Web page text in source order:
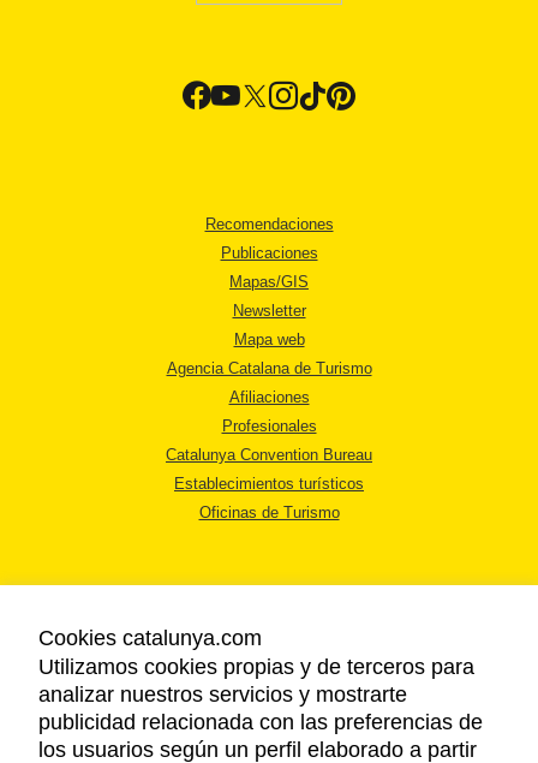
Recomendaciones
Publicaciones
Mapas/GIS
Newsletter
Mapa web
Agencia Catalana de Turismo
Afiliaciones
Profesionales
Catalunya Convention Bureau
Establecimientos turísticos
Oficinas de Turismo
AVISO LEGAL
POLÍTICA DE PRIVACIDAD
COOKIES
Cookies catalunya.com
Utilizamos cookies propias y de terceros para
analizar nuestros servicios y mostrarte
publicidad relacionada con las preferencias de
los usuarios según un perfil elaborado a partir